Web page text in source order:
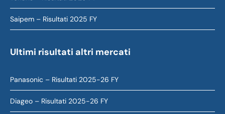
Saipem – Risultati 2025 FY
Ultimi risultati altri mercati
Panasonic – Risultati 2025-26 FY
Diageo – Risultati 2025-26 FY